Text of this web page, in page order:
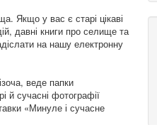
Якщо у вас є старі цікаві
давні книги про селище та
на нашу електронну
веде папки
й сучасні фотографії
«Минуле і сучасне